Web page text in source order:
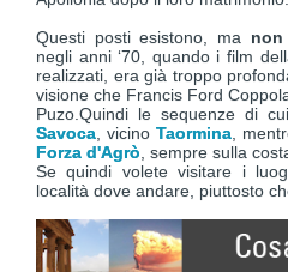
Questi posti esistono, ma
negli anni ‘70, quando i film
realizzati, era già troppo
visione che Francis Ford
Puzo.Quindi le sequenze di
Savoca , vicino Taormina ,
Forza d'Agrò , sempre sulla
Se quindi volete visitare i
località dove andare, piuttosto